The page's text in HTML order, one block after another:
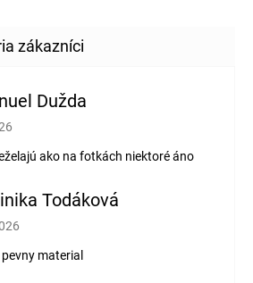
Dužda
obchodu je 2 z 5 hviezdičiek.
ako na fotkách niektoré áno
Todáková
obchodu je 5 z 5 hviezdičiek.
material